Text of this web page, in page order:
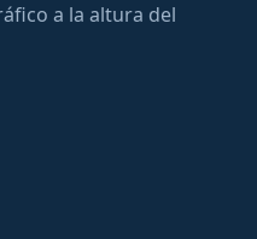
a la altura del